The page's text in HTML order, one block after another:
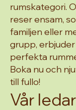
rumskategori.
reser ensam,
familjen eller
grupp,
perfekta
Boka nu och
till fullo!
Vår